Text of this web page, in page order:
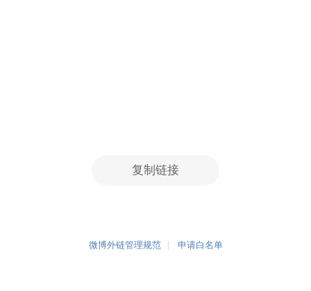
复制链接
微博外链管理规范 申请白名单